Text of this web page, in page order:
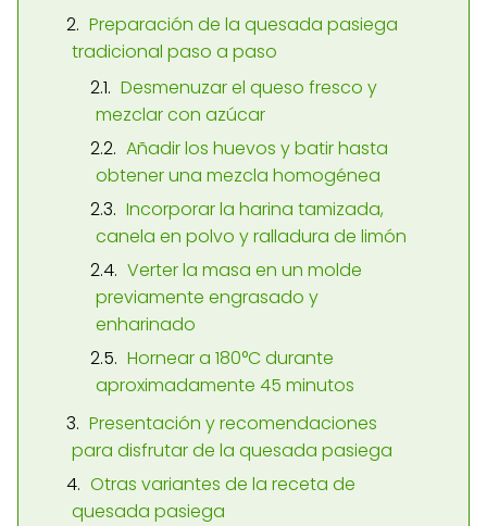
Preparación de la quesada pasiega
tradicional paso a paso
Desmenuzar el queso fresco y
mezclar con azúcar
Añadir los huevos y batir hasta
obtener una mezcla homogénea
Incorporar la harina tamizada,
canela en polvo y ralladura de limón
Verter la masa en un molde
previamente engrasado y
enharinado
Hornear a 180°C durante
aproximadamente 45 minutos
Presentación y recomendaciones
para disfrutar de la quesada pasiega
Otras variantes de la receta de
quesada pasiega